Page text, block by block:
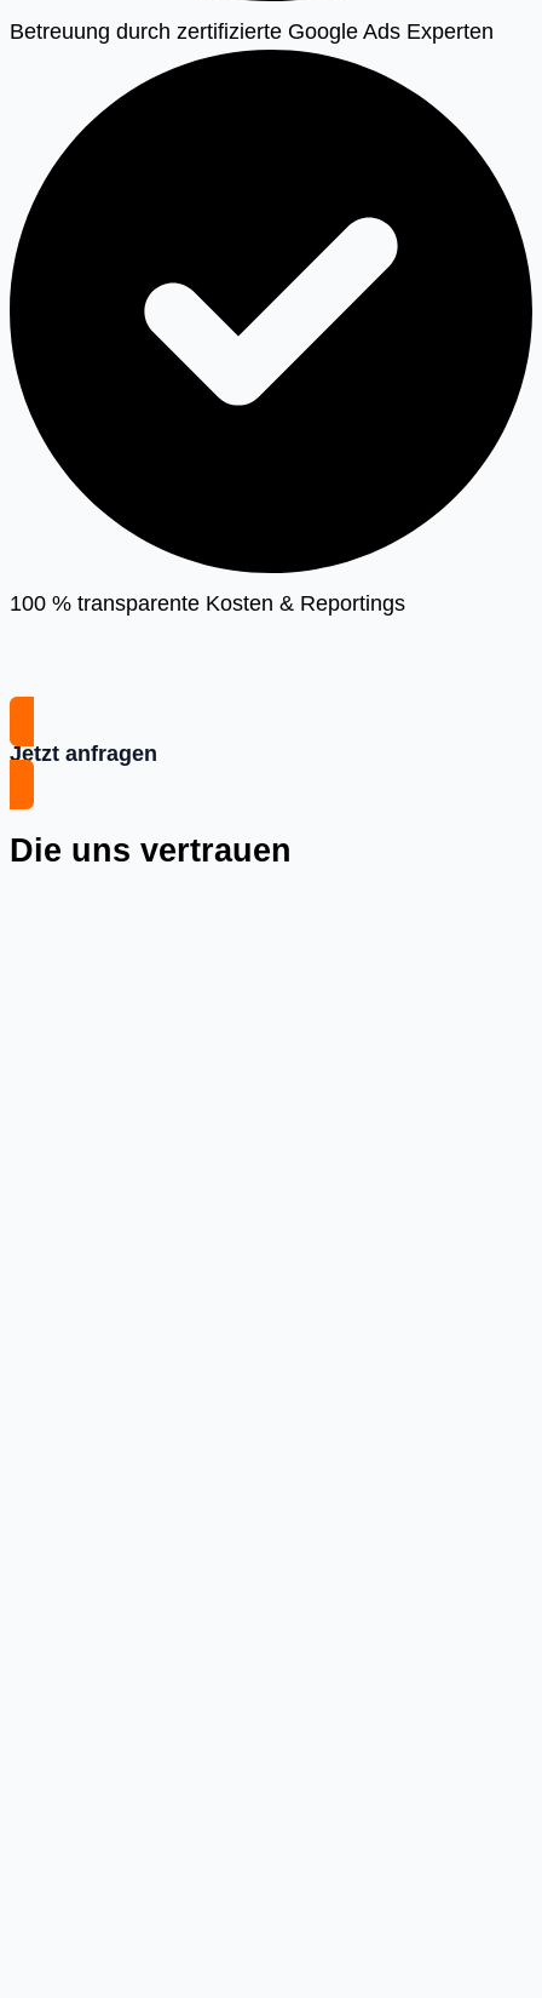
Betreuung durch zertifizierte Google Ads Experten
100 % transparente Kosten & Reportings
Jetzt anfragen
Die uns vertrauen